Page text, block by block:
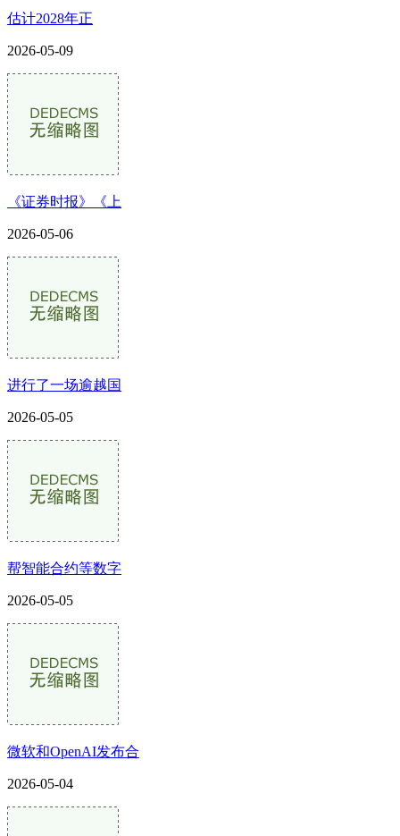
估计2028年正
2026-05-09
《证券时报》《上
2026-05-06
进行了一场逾越国
2026-05-05
帮智能合约等数字
2026-05-05
微软和OpenAI发布合
2026-05-04